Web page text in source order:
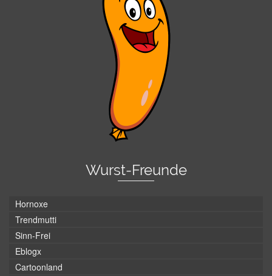
Wurst-Freunde
Hornoxe
Trendmutti
Sinn-Frei
Eblogx
Cartoonland